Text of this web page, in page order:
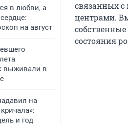
в любви, а
на август
выживали в
на
и год
связанных
центрами.
состояния